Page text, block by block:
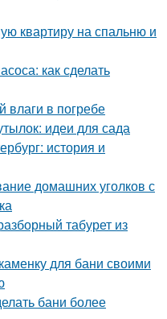
квартиру на спальню и
как сделать
влаги в погребе
идеи для сада
история и
домашних уголков с
табурет из
для бани своими
бани более